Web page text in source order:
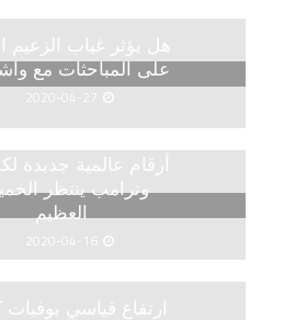
هل يؤثر غياب الزعيم
على المباحثات مع
2020-04-27
أرقام عالمية جديدة
وترامب ينتظر
العظيم
2020-04-16
ارتفاع قياسي بوفيات